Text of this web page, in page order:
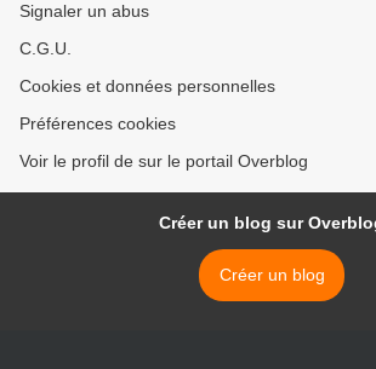
Signaler un abus
C.G.U.
Cookies et données personnelles
Préférences cookies
Voir le profil de sur le portail Overblog
Créer un blog sur
Créer un blog